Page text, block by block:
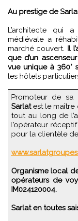
Au prestige de
L’architecte qui
médiévale a
marché couvert. Il
que d’un
vue unique à 360°
les hôtels
Promoteur de
Sarlatest le maître
tout au long de
l’opérateur
pour la clientèle
Organisme local
opérateurs de
IM024120004.
Sarlat en toutes